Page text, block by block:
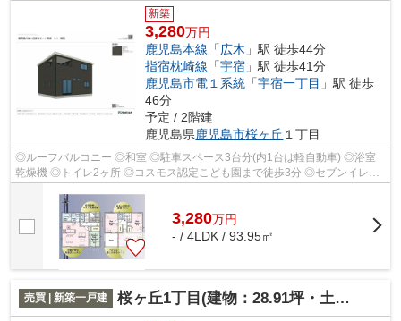
新築
3,280万円
鹿児島本線 「広木 」駅 徒歩44分
指宿枕崎線 「宇宿 」駅 徒歩41分
鹿児島市電１系統 「宇宿一丁目 」駅 徒歩
46分
予定 / 2階建
鹿児島県鹿児島市桜ヶ丘 １丁目
◎ルーフバルコニー ◎和室 ◎駐車スペース3台分(内1台は軽自動車) ◎浴室
乾燥機 ◎トイレ2ヶ所 ◎コスモス認定こども園まで徒歩3分 ◎セブンイレブ
3,280万円
- / 4LDK / 93.95㎡
売買 | 新築一戸建 桜ヶ丘1丁目(建物：28.91坪・土地：38.91坪)新築住宅